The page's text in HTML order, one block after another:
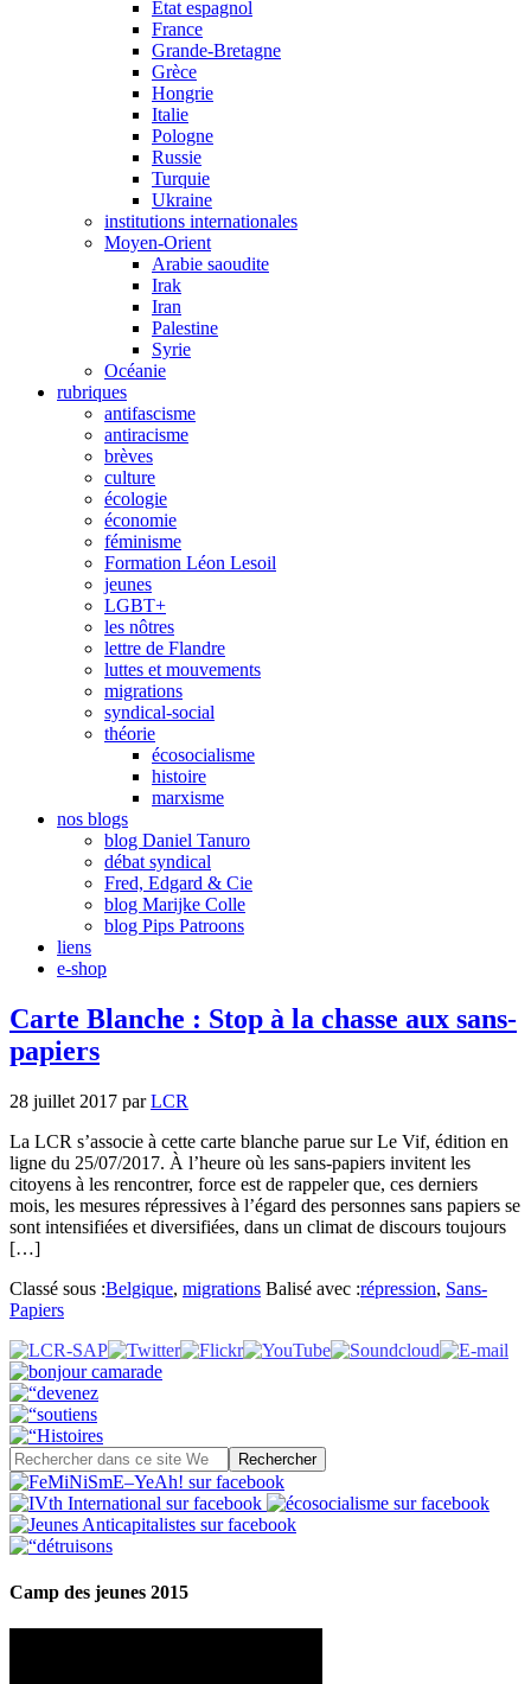
Etat espagnol
France
Grande-Bretagne
Grèce
Hongrie
Italie
Pologne
Russie
Turquie
Ukraine
institutions internationales
Moyen-Orient
Arabie saoudite
Irak
Iran
Palestine
Syrie
Océanie
rubriques
antifascisme
antiracisme
brèves
culture
écologie
économie
féminisme
Formation Léon Lesoil
jeunes
LGBT+
les nôtres
lettre de Flandre
luttes et mouvements
migrations
syndical-social
théorie
écosocialisme
histoire
marxisme
nos blogs
blog Daniel Tanuro
débat syndical
Fred, Edgard & Cie
blog Marijke Colle
blog Pips Patroons
liens
e-shop
Carte Blanche : Stop à la chasse aux sans-
papiers
28 juillet 2017 parLCR
La LCR s’associe à cette carte blanche parue sur Le Vif, édition en
ligne du 25/07/2017. À l’heure où les sans-papiers invitent les
citoyens à les rencontrer, force est de rappeler que, ces derniers
mois, les mesures répressives à l’égard des personnes sans papiers se
sont intensifiées et diversifiées, dans un climat de discours toujours
[…]
Classé sous :Belgique, migrations Balisé avec :répression, Sans-
Papiers
Camp des jeunes 2015